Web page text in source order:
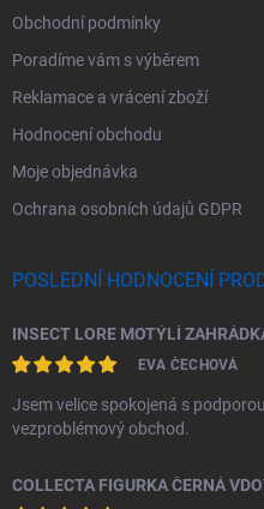
Obchodní podmínky
Poradíme vám s výběrem
Reklamace a vrácení zboží
Hodnocení obchodu
Moje objednávka
Ochrana osobních údajů GDPR
POSLEDNÍ HODNOCENÍ
EVA ČECHOVÁ
Jsem velice spokojená s
vezproblémový obchod.
COLLECTA FIGURKA ČERNÁ